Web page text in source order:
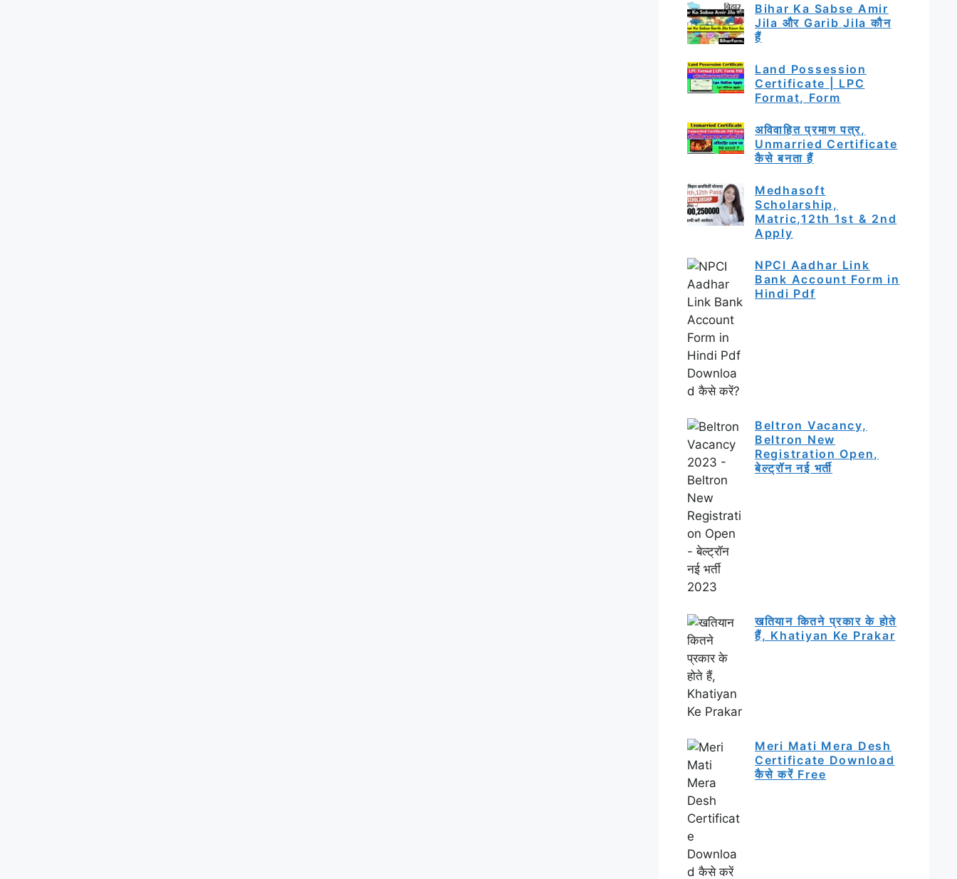
Bihar Ka Sabse Amir
Jila और Garib Jila कौन
हैं
Land Possession
Certificate | LPC
Format, Form
अविवाहित प्रमाण पत्र,
Unmarried Certificate
कैसे बनता हैं
Medhasoft
Scholarship,
Matric,12th 1st & 2nd
Apply
NPCI Aadhar Link
Bank Account Form in
Hindi Pdf
Beltron Vacancy,
Beltron New
Registration Open,
बेल्ट्रॉन नई भर्ती
खतियान कितने प्रकार के होते
हैं, Khatiyan Ke Prakar
Meri Mati Mera Desh
Certificate Download
कैसे करें Free